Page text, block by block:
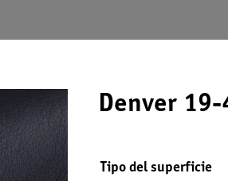
Denver 19-
Tipo del superficie